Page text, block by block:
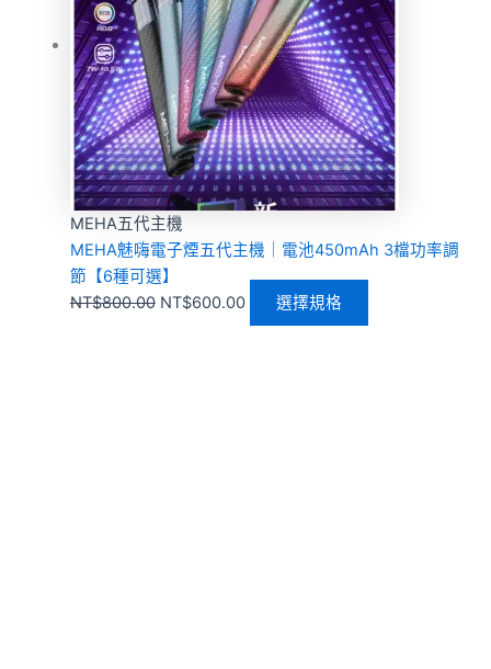
MEHA五代主機
MEHA魅嗨電子煙五代主機｜電池450mAh 3檔功率調
節【6種可選】
NT$800.00 NT$600.00 選擇規格